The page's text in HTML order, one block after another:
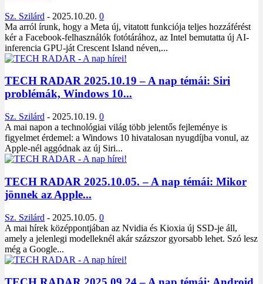
Sz. Szilárd - 2025.10.20. 0
Ma arról írunk, hogy a Meta új, vitatott funkciója teljes hozzáférést
kér a Facebook-felhasználók fotótárához, az Intel bemutatta új AI-
inferencia GPU-ját Crescent Island néven,...
TECH RADAR 2025.10.19 – A nap témái: Siri
problémák, Windows 10...
Sz. Szilárd - 2025.10.19. 0
A mai napon a technológiai világ több jelentős fejleménye is
figyelmet érdemel: a Windows 10 hivatalosan nyugdíjba vonul, az
Apple-nél aggódnak az új Siri...
TECH RADAR 2025.10.05. – A nap témái: Mikor
jönnek az Apple...
Sz. Szilárd - 2025.10.05. 0
A mai hírek középpontjában az Nvidia és Kioxia új SSD-je áll,
amely a jelenlegi modelleknél akár százszor gyorsabb lehet. Szó lesz
még a Google...